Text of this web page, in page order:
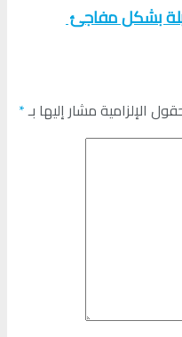
بشكل مفاجئ
الإلزامية مشار إليها بـ*